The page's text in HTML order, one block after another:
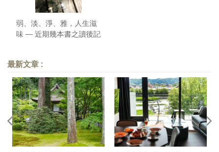
弱、淡、淨、雅，人生滋
味 — 近期幾本書之讀後記
最新文章 :